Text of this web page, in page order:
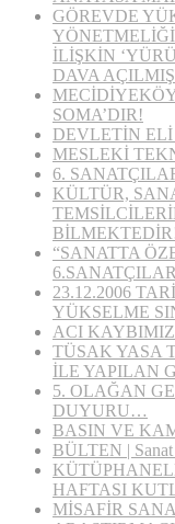
GÖREVDE
İLİŞKİN
DAVA
SOMA’DIR!
DEVLETİN
MESLEKİ
6.
KÜLTÜR,
“SANATTA
23.12.2006
YÜKSELME
ACI
TÜSAK YASA
İLE YAPILAN
5. OLAĞAN
DUYURU…
BASIN VE
BÜLTEN | Sanat
HAFTASI
MİSAFİR